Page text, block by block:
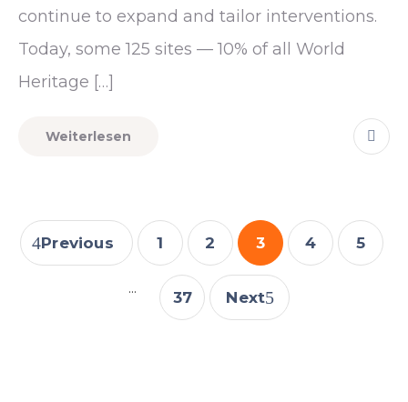
continue to expand and tailor interventions.
Today, some 125 sites — 10% of all World
Heritage […]
Weiterlesen
Previous 1 2 3 4 5
...
37 Next